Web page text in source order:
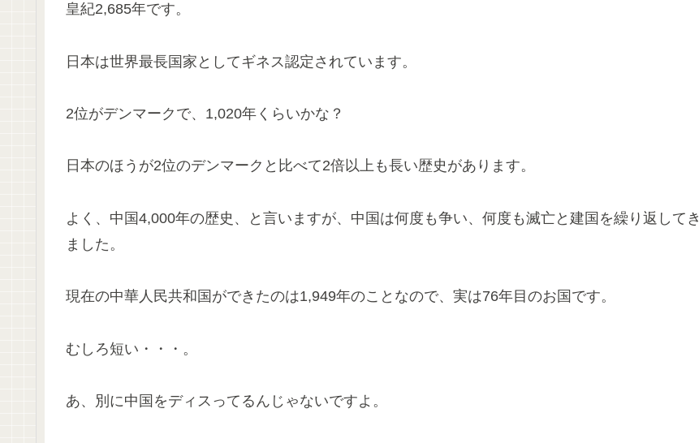
皇紀2,685年です。
日本は世界最長国家としてギネス認定されています。
2位がデンマークで、1,020年くらいかな？
日本のほうが2位のデンマークと比べて2倍以上も長い歴史があります。
よく、中国4,000年の歴史、と言いますが、中国は何度も争い、何度も滅亡と建国を繰り返してき
ました。
現在の中華人民共和国ができたのは1,949年のことなので、実は76年目のお国です。
むしろ短い・・・。
あ、別に中国をディスってるんじゃないですよ。